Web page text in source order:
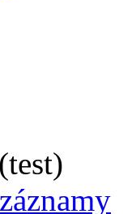
(test)